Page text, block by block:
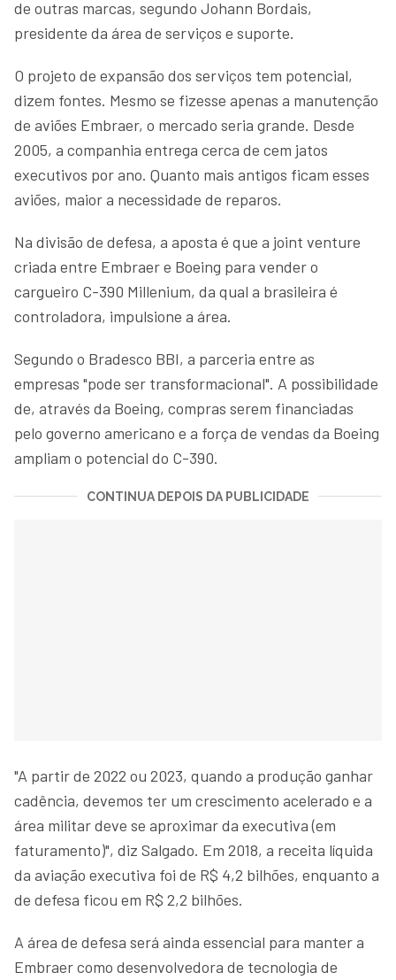
de outras marcas, segundo Johann Bordais,
presidente da área de serviços e suporte.
O projeto de expansão dos serviços tem potencial,
dizem fontes. Mesmo se fizesse apenas a manutenção
de aviões Embraer, o mercado seria grande. Desde
2005, a companhia entrega cerca de cem jatos
executivos por ano. Quanto mais antigos ficam esses
aviões, maior a necessidade de reparos.
Na divisão de defesa, a aposta é que a joint venture
criada entre Embraer e Boeing para vender o
cargueiro C-390 Millenium, da qual a brasileira é
controladora, impulsione a área.
Segundo o Bradesco BBI, a parceria entre as
empresas "pode ser transformacional". A possibilidade
de, através da Boeing, compras serem financiadas
pelo governo americano e a força de vendas da Boeing
ampliam o potencial do C-390.
CONTINUA DEPOIS DA PUBLICIDADE
"A partir de 2022 ou 2023, quando a produção ganhar
cadência, devemos ter um crescimento acelerado e a
área militar deve se aproximar da executiva (em
faturamento)", diz Salgado. Em 2018, a receita líquida
da aviação executiva foi de R$ 4,2 bilhões, enquanto a
de defesa ficou em R$ 2,2 bilhões.
A área de defesa será ainda essencial para manter a
Embraer como desenvolvedora de tecnologia de